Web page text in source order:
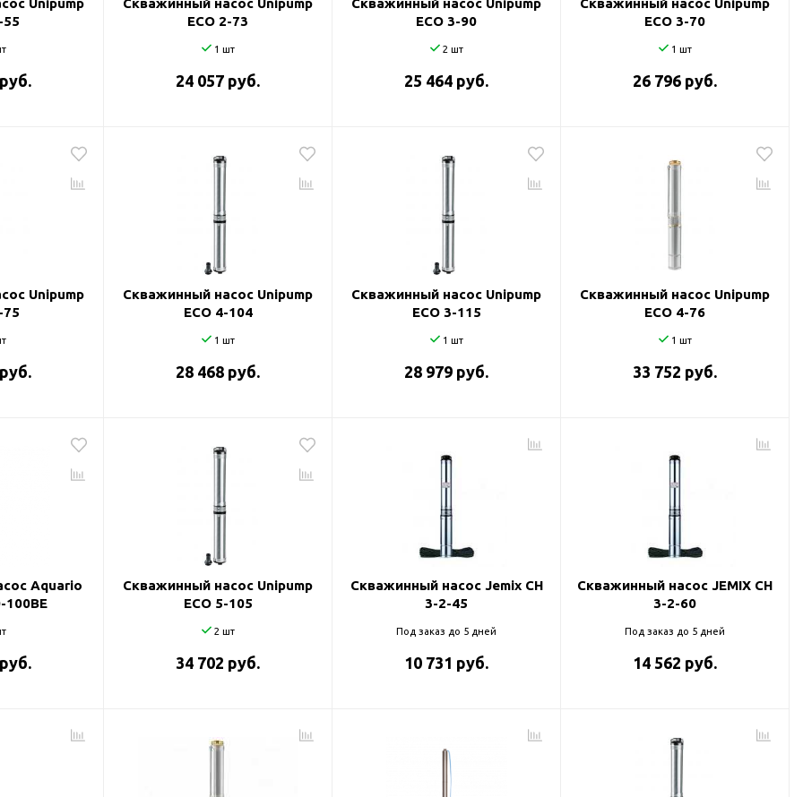
Unipump
55
Скважинный насос Unipump
ECO 2-73
1 шт
24 057 руб.
Скважинный насос Unipump
ECO 3-90
2 шт
25 464 руб.
Скважинный насос Unipump
ECO 3-70
1 шт
26 796 руб.
Unipump
75
Скважинный насос Unipump
ECO 4-104
1 шт
28 468 руб.
Скважинный насос Unipump
ECO 3-115
1 шт
28 979 руб.
Скважинный насос Unipump
ECO 4-76
1 шт
33 752 руб.
Aquario
100BE
Скважинный насос Unipump
ECO 5-105
2 шт
34 702 руб.
Скважинный насос Jemix CH
3-2-45
Под заказ до 5 дней
10 731 руб.
Скважинный насос JEMIX CH
3-2-60
Под заказ до 5 дней
14 562 руб.